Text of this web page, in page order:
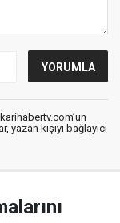
yazan kişiyi bağlayıcı